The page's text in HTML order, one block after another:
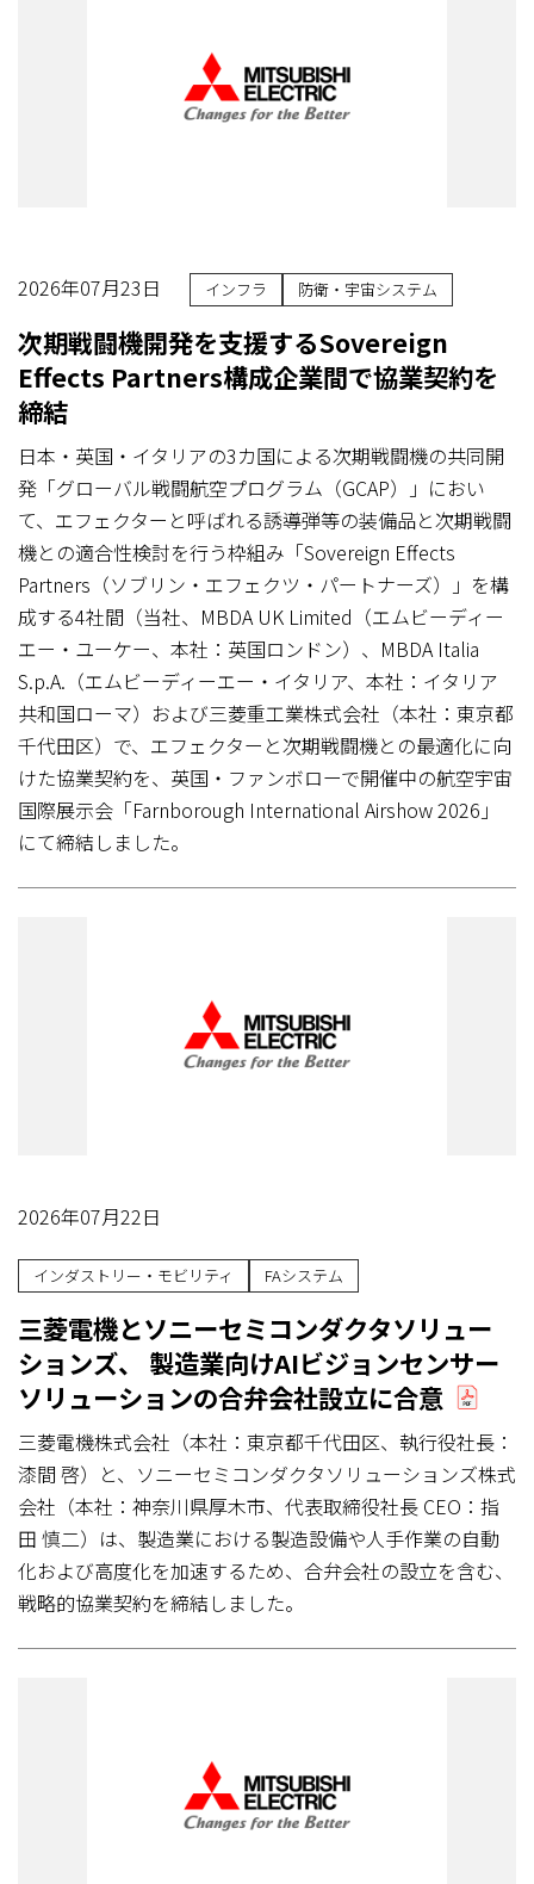
2026年07月23日 インフラ 防衛・宇宙システム
次期戦闘機開発を支援するSovereign
Effects Partners構成企業間で協業契約を
締結
日本・英国・イタリアの3カ国による次期戦闘機の共同開
発「グローバル戦闘航空プログラム（GCAP）」におい
て、エフェクターと呼ばれる誘導弾等の装備品と次期戦闘
機との適合性検討を行う枠組み「Sovereign Effects
Partners（ソブリン・エフェクツ・パートナーズ）」を構
成する4社間（当社、MBDA UK Limited（エムビーディー
エー・ユーケー、本社：英国ロンドン）、MBDA Italia
S.p.A.（エムビーディーエー・イタリア、本社：イタリア
共和国ローマ）および三菱重工業株式会社（本社：東京都
千代田区）で、エフェクターと次期戦闘機との最適化に向
けた協業契約を、英国・ファンボローで開催中の航空宇宙
国際展示会「Farnborough International Airshow 2026」
にて締結しました。
2026年07月22日
インダストリー・モビリティ FAシステム
三菱電機とソニーセミコンダクタソリュー
ションズ、 製造業向けAIビジョンセンサー
ソリューションの合弁会社設立に合意
三菱電機株式会社（本社：東京都千代田区、執行役社長：
漆間 啓）と、ソニーセミコンダクタソリューションズ株式
会社（本社：神奈川県厚木市、代表取締役社長 CEO：指
田 慎二）は、製造業における製造設備や人手作業の自動
化および高度化を加速するため、合弁会社の設立を含む、
戦略的協業契約を締結しました。